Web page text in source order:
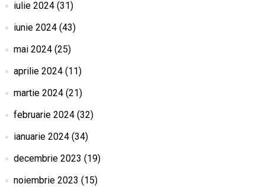
iulie 2024(31)
iunie 2024(43)
mai 2024(25)
aprilie 2024(11)
martie 2024(21)
februarie 2024(32)
ianuarie 2024(34)
decembrie 2023 (19)
noiembrie 2023 (15)